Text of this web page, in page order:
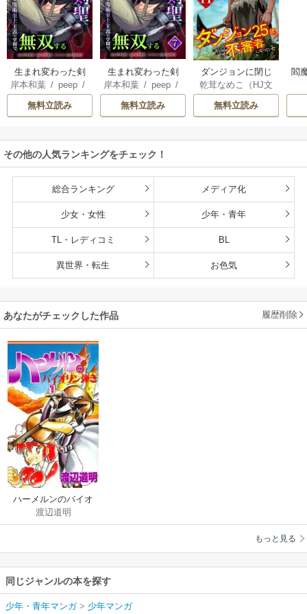
生まれ変わった剣
聖、剣士が冷遇さ
れる魔術至上主義
の学園で無双する
岸本和葉/ peep/
染野静也/桑島黎
/taskey STUDI
無料立読み
生まれ変わった剣
聖、剣士が冷遇さ
れる魔術至上主義
の学園で無双する
岸本和葉/ peep/
染野静也/桑島黎
/taskey STUDI
無料立読み
ダンジョンに閉じ
込められて25年。
救出されたときに
は立派な不審者に
版】
乾茸なめこ（HJ文
庫／ホビージャパ
ン刊）/御手洗太
無料立読み
閻
その他の人気ランキングをチェック！
総合ランキング メディア化
少女・女性 少年・青年
TL・レディコミ BL
異世界・転生 お色気
あなたがチェックした作品 履歴削除
ハーメルンのバイオ
リン弾き
渡辺道明
もっと見る
同じジャンルの本を探す
少年・青年マンガ> 少年マンガ